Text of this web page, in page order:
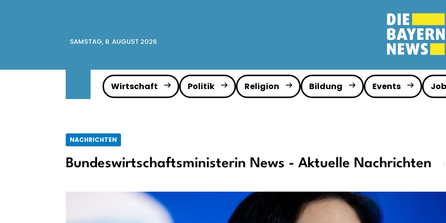
SAMSTAG, 8. AUGUST 2026
Wirtschaft Politik Religion Bildung Events
NACHRICHTEN
Bundeswirtschaftsministerin News - Aktuelle Nachrichten